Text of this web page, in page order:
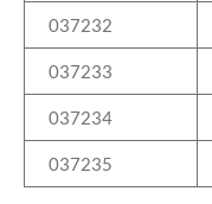
037232
037233
037234
037235